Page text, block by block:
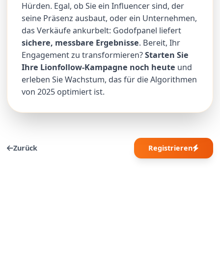
Hürden. Egal, ob Sie ein Influencer sind, der
seine Präsenz ausbaut, oder ein Unternehmen,
das Verkäufe ankurbelt: Godofpanel liefert
sichere, messbare Ergebnisse. Bereit, Ihr
Engagement zu transformieren?Starten Sie
Ihre Lionfollow-Kampagne noch heute und
erleben Sie Wachstum, das für die Algorithmen
von 2025 optimiert ist.
Zurück Registrieren